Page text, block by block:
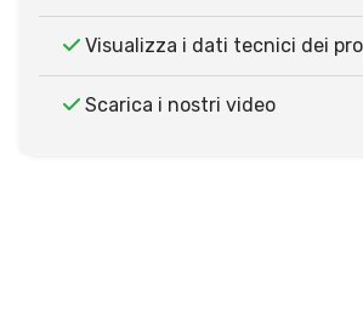
Visualizza i dati tecnici dei
Scarica i nostri video